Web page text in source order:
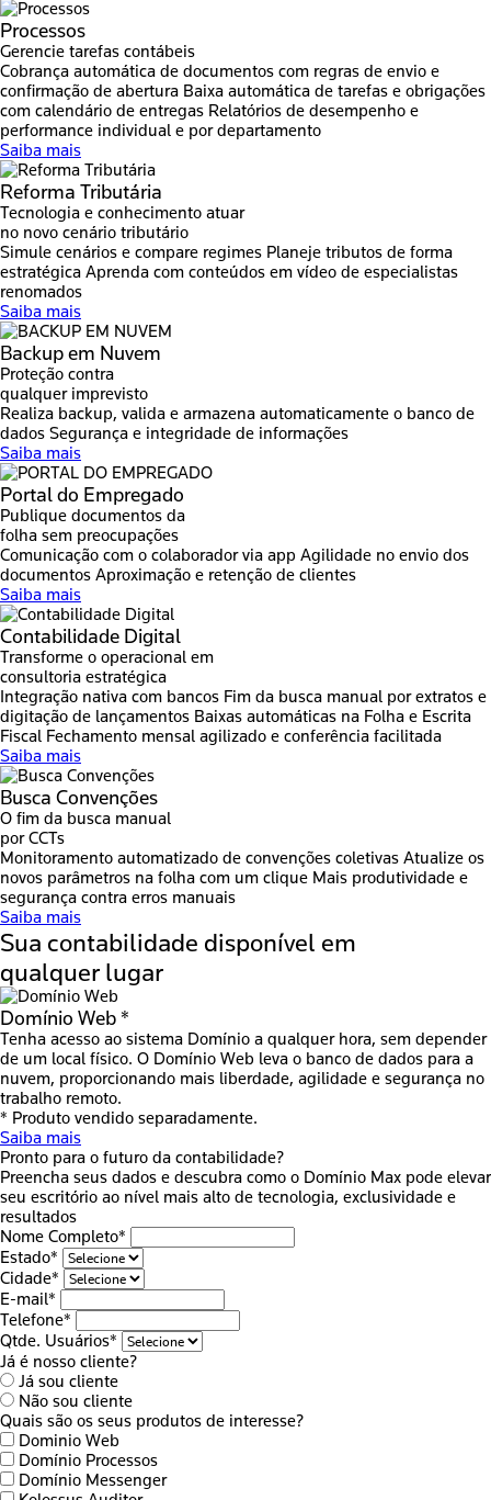
Processos
Gerencie tarefas contábeis
Cobrança automática de documentos com regras de envio e
confirmação de abertura Baixa automática de tarefas e obrigações
com calendário de entregas Relatórios de desempenho e
performance individual e por departamento
Saiba mais
Reforma Tributária
Tecnologia e conhecimento atuar
no novo cenário tributário
Simule cenários e compare regimes Planeje tributos de forma
estratégica Aprenda com conteúdos em vídeo de especialistas
renomados
Saiba mais
Backup em Nuvem
Proteção contra
qualquer imprevisto
Realiza backup, valida e armazena automaticamente o banco de
dados Segurança e integridade de informações
Saiba mais
Portal do Empregado
Publique documentos da
folha sem preocupações
Comunicação com o colaborador via app Agilidade no envio dos
documentos Aproximação e retenção de clientes
Saiba mais
Contabilidade Digital
Transforme o operacional em
consultoria estratégica
Integração nativa com bancos Fim da busca manual por extratos e
digitação de lançamentos Baixas automáticas na Folha e Escrita
Fiscal Fechamento mensal agilizado e conferência facilitada
Saiba mais
Busca Convenções
O fim da busca manual
por CCTs
Monitoramento automatizado de convenções coletivas Atualize os
novos parâmetros na folha com um clique Mais produtividade e
segurança contra erros manuais
Saiba mais
Sua contabilidade disponível em
qualquer lugar
Domínio Web *
Tenha acesso ao sistema Domínio a qualquer hora, sem depender
de um local físico. O Domínio Web leva o banco de dados para a
nuvem, proporcionando mais liberdade, agilidade e segurança no
trabalho remoto.
* Produto vendido separadamente.
Saiba mais
Pronto para o futuro da contabilidade?
Preencha seus dados e descubra como o Domínio Max pode elevar
seu escritório ao nível mais alto de tecnologia, exclusividade e
resultados
Nome Completo*
Estado*
Cidade*
E-mail*
Telefone*
Qtde. Usuários*
Já é nosso cliente?
Já sou cliente
Não sou cliente
Quais são os seus produtos de interesse?
Dominio Web
Domínio Processos
Domínio Messenger